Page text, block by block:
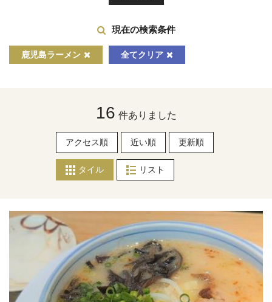
現在の検索条件
鹿児島ラーメン 全てクリア
16 件ありました
アクセス順 近い順 更新順
タイル リスト